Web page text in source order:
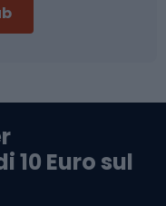
10 Euro sul